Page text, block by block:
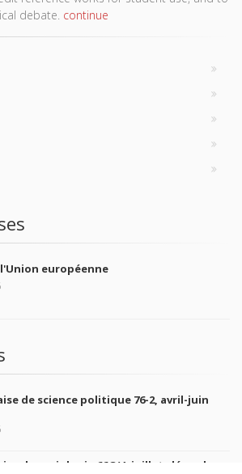
debate. continue
l'Union européenne
de science politique 76-2, avril-juin
de sociologie 66 3/4, juillet-décembre